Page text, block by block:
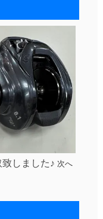
致しました♪ 次へ